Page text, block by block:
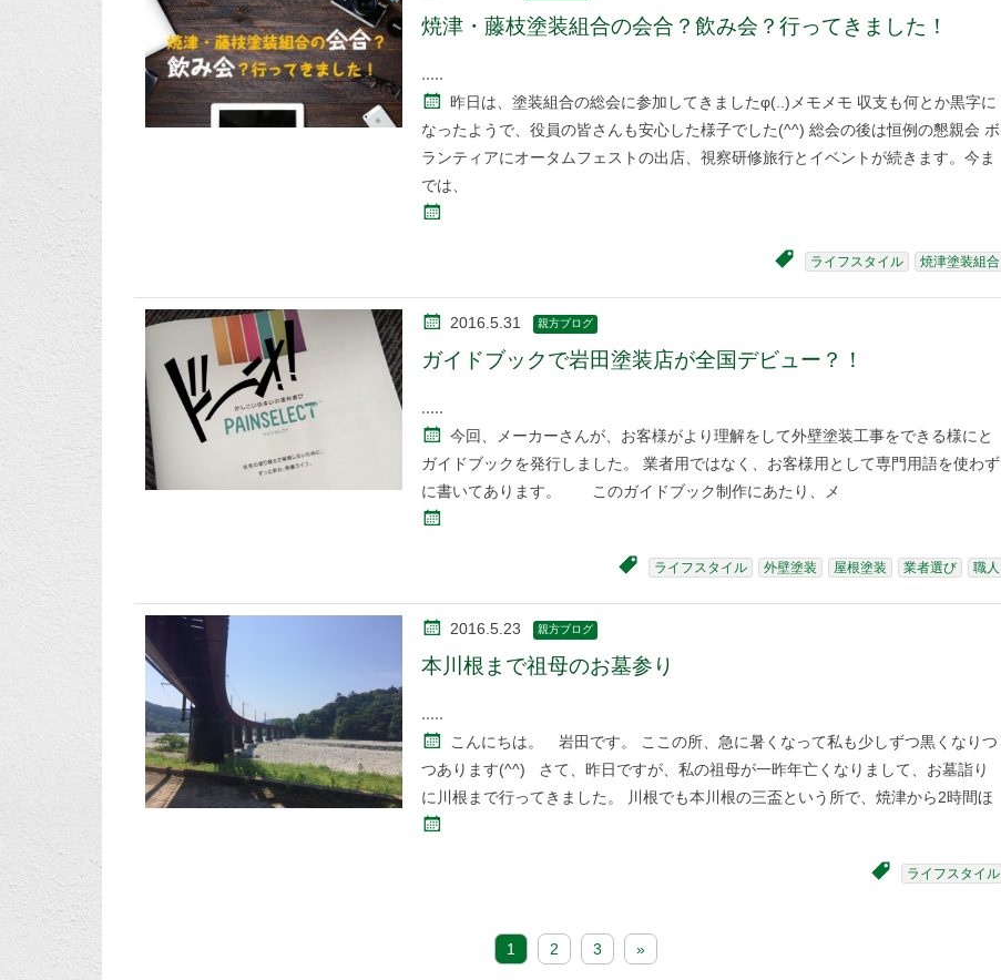
焼津・藤枝塗装組合の会合？飲み会？行ってきました！
昨日は、塗装組合の総会に参加してきましたφ(..)メモメモ 収支も何とか黒字に
なったようで、役員の皆さんも安心した様子でした(^^) 総会の後は恒例の懇親会 ボ
ランティアにオータムフェストの出店、視察研修旅行とイベントが続きます。今ま
では、
ライフスタイル 焼津塗装組合
2016.5.31 親方ブログ
ガイドブックで岩田塗装店が全国デビュー？！
今回、メーカーさんが、お客様がより理解をして外壁塗装工事をできる様にと
ガイドブックを発行しました。 業者用ではなく、お客様用として専門用語を使わず
に書いてあります。 このガイドブック制作にあたり、メ
ライフスタイル 外壁塗装 屋根塗装 業者選び 職人
2016.5.23 親方ブログ
本川根まで祖母のお墓参り
こんにちは。 岩田です。 ここの所、急に暑くなって私も少しずつ黒くなりつ
つあります(^^) さて、昨日ですが、私の祖母が一昨年亡くなりまして、お墓詣り
に川根まで行ってきました。 川根でも本川根の三盃という所で、焼津から2時間ほ
ライフスタイル
1 2 3 »